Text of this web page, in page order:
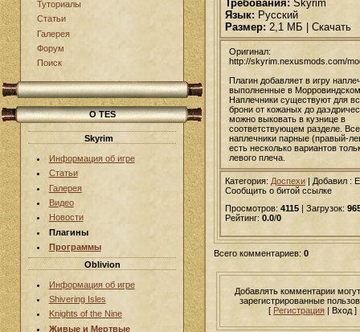
Туториалы
Статьи
Галерея
Форум
Поиск
О TES
Skyrim
Информация об игре
Статьи
Галерея
Видео
Новости
Плагины
Программы
Oblivion
Информация об игре
Shivering Isles
Knights of the Nine
Живые и Мертвые
Требования: Skyrim
Язык: Русский
Размер: 2,1 МБ | Скачать
Оригинал:
http://skyrim.nexusmods.com/
Плагин добавляет в игру
выполненные в
Наплечники существуют для
брони от кожаных до
можно выковать в кузнице в
соответствующем разделе. Все
наплечники парные (правый-
есть несколько вариантов
левого плеча.
Категория: Доспехи | Добавил :
Сообщить о битой ссылке
Просмотров: 4115 | Загрузок:
Рейтинг: 0.0/0
Всего комментариев: 0
Добавлять комментарии
зарегистрированные
[ Регистрация | Вход ]